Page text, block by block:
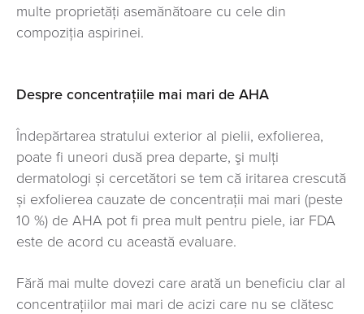
multe proprietăţi asemănătoare cu cele din
compoziția aspirinei.
Despre concentrațiile mai mari de AHA
Îndepărtarea stratului exterior al pielii, exfolierea,
poate fi uneori dusă prea departe, şi mulţi
dermatologi și cercetători se tem că iritarea crescută
și exfolierea cauzate de concentrații mai mari (peste
10 %) de AHA pot fi prea mult pentru piele, iar FDA
este de acord cu această evaluare.
Fără mai multe dovezi care arată un beneficiu clar al
concentrațiilor mai mari de acizi care nu se clătesc